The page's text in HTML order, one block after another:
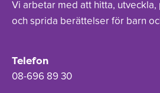
Vi arbetar med att hitta,
och sprida berättelser för barn
Telefon
08-696 89 30